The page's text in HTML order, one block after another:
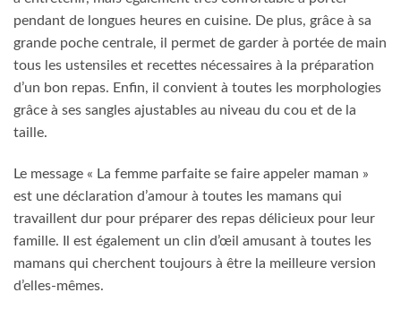
pendant de longues heures en cuisine. De plus, grâce à sa
grande poche centrale, il permet de garder à portée de main
tous les ustensiles et recettes nécessaires à la préparation
d’un bon repas. Enfin, il convient à toutes les morphologies
grâce à ses sangles ajustables au niveau du cou et de la
taille.
Le message « La femme parfaite se faire appeler maman »
est une déclaration d’amour à toutes les mamans qui
travaillent dur pour préparer des repas délicieux pour leur
famille. Il est également un clin d’œil amusant à toutes les
mamans qui cherchent toujours à être la meilleure version
d’elles-mêmes.